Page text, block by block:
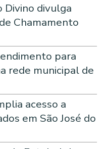
Divino divulga
Chamamento
para
rede municipal de
acesso a
em São José do